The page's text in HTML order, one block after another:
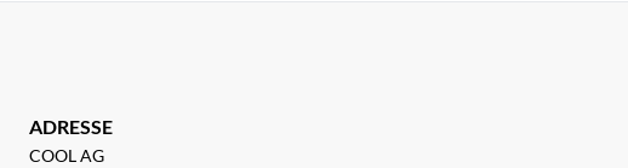
ADRESSE
COOL AG